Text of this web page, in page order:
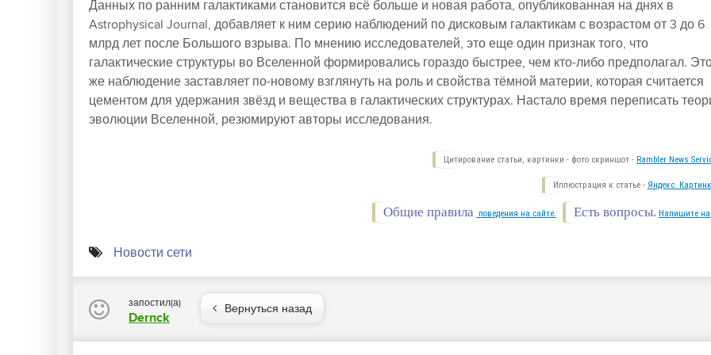
Данных по ранним галактиками становится всё больше и новая работа, опубликованная на днях в
Astrophysical Journal, добавляет к ним серию наблюдений по дисковым галактикам с возрастом от 3 до 6
млрд лет после Большого взрыва. По мнению исследователей, это еще один признак того, что
галактические структуры во Вселенной формировались гораздо быстрее, чем кто-либо предполагал.
же наблюдение заставляет по-новому взглянуть на роль и свойства тёмной материи, которая считается
цементом для удержания звёзд и вещества в галактических структурах. Настало время переписать
эволюции Вселенной, резюмируют авторы исследования.
Цитирование статьи, картинки - фото скриншот - Rambler News
Иллюстрация к статье - Яндекс.
Есть вопросы. Напишите
Общие правила поведения на сайте.
Новости сети
запостил(а)
Dernck
Вернуться назад